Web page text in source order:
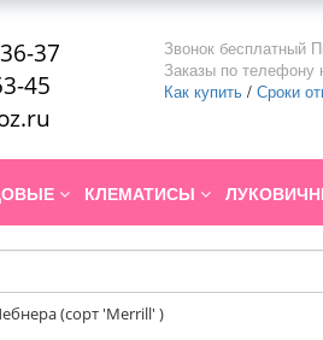
37
45
Звонок бесплатный
Заказы по телефону
Как купить / Сроки
КЛЕМАТИСЫ
(сорт 'Merrill' )